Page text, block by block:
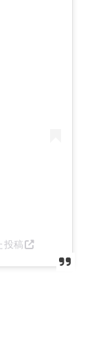
投稿